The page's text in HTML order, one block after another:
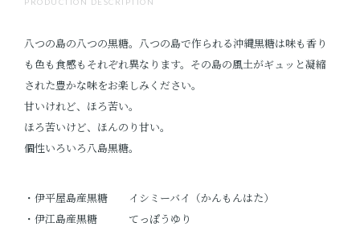
八つの島の八つの黒糖。八つの島で作られる沖縄黒糖は味も香り
も色も食感もそれぞれ異なります。その島の風土がギュッと凝縮
された豊かな味をお楽しみください。
甘いけれど、ほろ苦い。
ほろ苦いけど、ほんのり甘い。
個性いろいろ八島黒糖。
・伊平屋島産黒糖 イシミーバイ（かんもんはた）
・伊江島産黒糖 てっぽうゆり